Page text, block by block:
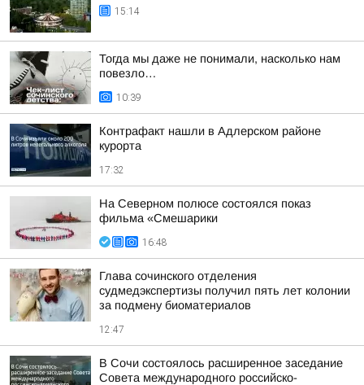
15:14
Тогда мы даже не понимали, насколько нам
повезло…
10:39
Контрафакт нашли в Адлерском районе
курорта
17:32
На Северном полюсе состоялся показ
фильма «Смешарики
16:48
Глава сочинского отделения
судмедэкспертизы получил пять лет колонии
за подмену биоматериалов
12:47
В Сочи состоялось расширенное заседание
Совета международного российско-